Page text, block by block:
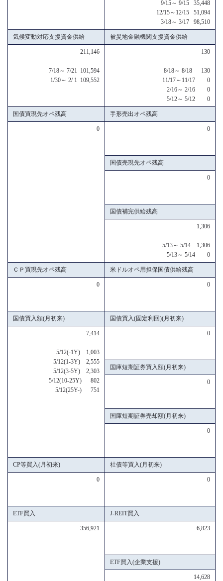
9/15～ 9/15 35,448
12/15～12/15 51,094
3/18～ 3/17 98,510
気候変動対応支援資金供給 被災地金融機関支援資金供給
211,146
7/18～ 7/21 101,594
1/30～ 2/ 1 109,552
130
8/18～ 8/18 130
11/17～11/17 0
2/16～ 2/16 0
5/12～ 5/12 0
国債買現先オペ残高 手形売出オペ残高
0 0
国債売現先オペ残高
0
国債補完供給残高
1,306
5/13～ 5/14 1,306
5/13～ 5/14 0
ＣＰ買現先オペ残高 米ドルオペ用担保国債供給残高
0 0
国債買入額(月初来) 国債買入(固定利回)(月初来)
7,414
5/12(-1Y) 1,003
5/12(1-3Y) 2,555
5/12(3-5Y) 2,303
5/12(10-25Y) 802
5/12(25Y-) 751
0
国庫短期証券買入額(月初来)
0
国庫短期証券売却額(月初来)
0
CP等買入(月初来) 社債等買入(月初来)
0 0
ETF買入 J-REIT買入
356,921 6,823
ETF買入(企業支援)
14,628